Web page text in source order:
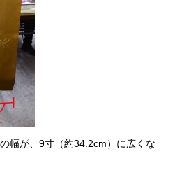
幅が、9寸（約34.2cm）に広くな